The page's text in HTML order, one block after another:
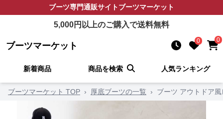
ブーツ専門通販サイトブーツマーケット
5,000円以上のご購入で送料無料
ブーツマーケット 0 0
新着商品 商品を検索 人気ランキング
ブーツマーケット TOP › 厚底ブーツの一覧 › ブーツ アウトドア